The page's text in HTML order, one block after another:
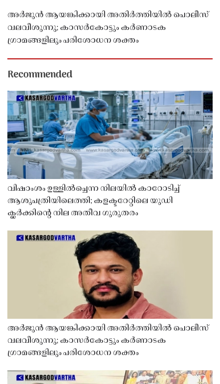
അർജുൻ ആയങ്കിക്കായി അതിർത്തിയിൽ പൊലീസ്
വലവീശുന്നു; കാസർകോട്ടും കർണാടക
ഗ്രാമങ്ങളിലും പരിശോധന ശക്തം
Recommended
വിഷാംശം ഉള്ളിൽച്ചെന്ന നിലയിൽ കാറോടിച്ച്
ആശുപത്രിയിലെത്തി; കളക്ടറേറ്റിലെ യുഡി
ക്ലർക്കിൻ്റെ നില അതീവ ഗുരുതരം
അർജുൻ ആയങ്കിക്കായി അതിർത്തിയിൽ പൊലീസ്
വലവീശുന്നു; കാസർകോട്ടും കർണാടക
ഗ്രാമങ്ങളിലും പരിശോധന ശക്തം